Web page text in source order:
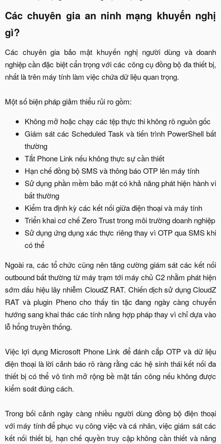
Các chuyên gia an ninh mạng khuyến nghị
gì?​
Các chuyên gia bảo mật khuyến nghị người dùng và doanh
nghiệp cần đặc biệt cẩn trọng với các công cụ đồng bộ đa thiết bị,
nhất là trên máy tính làm việc chứa dữ liệu quan trọng.
Một số biện pháp giảm thiểu rủi ro gồm:​
Không mở hoặc chạy các tệp thực thi không rõ nguồn gốc​
Giám sát các Scheduled Task và tiến trình PowerShell bất
thường​
Tắt Phone Link nếu không thực sự cần thiết​
Hạn chế đồng bộ SMS và thông báo OTP lên máy tính​
Sử dụng phần mềm bảo mật có khả năng phát hiện hành vi
bất thường​
Kiểm tra định kỳ các kết nối giữa điện thoại và máy tính​
Triển khai cơ chế Zero Trust trong môi trường doanh nghiệp​
Sử dụng ứng dụng xác thực riêng thay vì OTP qua SMS khi
có thể​
Ngoài ra, các tổ chức cũng nên tăng cường giám sát các kết nối
outbound bất thường từ máy trạm tới máy chủ C2 nhằm phát hiện
sớm dấu hiệu lây nhiễm CloudZ RAT. Chiến dịch sử dụng CloudZ
RAT và plugin Pheno cho thấy tin tặc đang ngày càng chuyển
hướng sang khai thác các tính năng hợp pháp thay vì chỉ dựa vào
lỗ hổng truyền thống.
Việc lợi dụng Microsoft Phone Link để đánh cắp OTP và dữ liệu
điện thoại là lời cảnh báo rõ ràng rằng các hệ sinh thái kết nối đa
thiết bị có thể vô tình mở rộng bề mặt tấn công nếu không được
kiểm soát đúng cách.
Trong bối cảnh ngày càng nhiều người dùng đồng bộ điện thoại
với máy tính để phục vụ công việc và cá nhân, việc giám sát các
kết nối thiết bị, hạn chế quyền truy cập không cần thiết và nâng